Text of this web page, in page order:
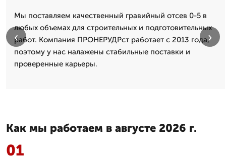
Мы поставляем качественный гравийный отсев 0-5 в
любых объемах для строительных и подготовительных
работ. Компания ПРОНЕРУДРст работает с 2013 года,
поэтому у нас налажены стабильные поставки и
проверенные карьеры.
‹ ›
Как мы работаем в августе 2026 г.
01